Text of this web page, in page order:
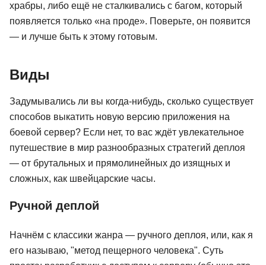
храбры, либо ещё не сталкивались с багом, который
появляется только «на проде». Поверьте, он появится
— и лучше быть к этому готовым.
Виды
Задумывались ли вы когда-нибудь, сколько существует
способов выкатить новую версию приложения на
боевой сервер? Если нет, то вас ждёт увлекательное
путешествие в мир разнообразных стратегий деплоя
— от брутальных и прямолинейных до изящных и
сложных, как швейцарские часы.
Ручной деплой
Начнём с классики жанра — ручного деплоя, или, как я
его называю, "метод пещерного человека". Суть